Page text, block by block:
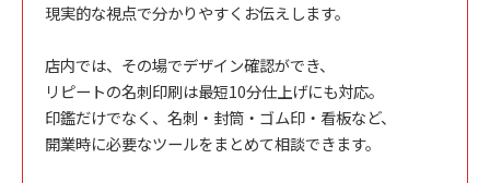
現実的な視点で分かりやすくお伝えします。
店内では、その場でデザイン確認ができ、
リピートの名刺印刷は最短10分仕上げにも対応。
印鑑だけでなく、名刺・封筒・ゴム印・看板など、
開業時に必要なツールをまとめて相談できます。